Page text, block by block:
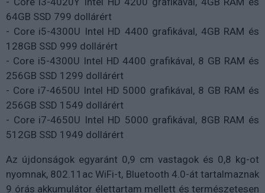
64GB SSD 799 dollárért
- Core i5-4300U Intel HD 4400 grafikával, 4GB RAM és
128GB SSD 999 dollárért
- Core i5-4300U Intel HD 4400 grafikával, 8 GB RAM és
256GB SSD 1299 dollárért
- Core i7-4650U Intel HD 5000 grafikával, 8 GB RAM és
256GB SSD 1549 dollárért
- Core i7-4650U Intel HD 5000 grafikával, 8GB RAM és
512GB SSD 1949 dollárért
Az újdonságok egyaránt 0,9 cm vastagok és 0,8 kg-ot
nyomnak, 802.11ac WiFi-t, Bluetooth 4.0-át tartalmaznak
9 órás akkumulátor élettartam mellett és természetesen